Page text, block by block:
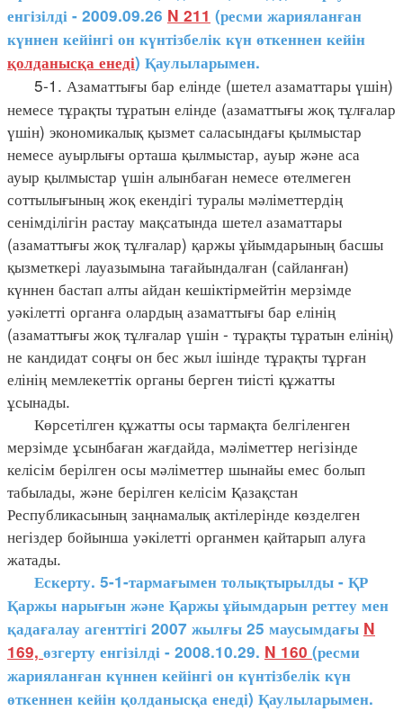
енгізілді - 2009.09.26 N 211 (ресми жарияланған
күннен кейінгі он күнтізбелік күн өткеннен кейін
қолданысқа енеді) Қаулыларымен.
5-1. Азаматтығы бар елінде (шетел азаматтары үшін)
немесе тұрақты тұратын елінде (азаматтығы жоқ тұлғалар
үшін) экономикалық қызмет саласындағы қылмыстар
немесе ауырлығы орташа қылмыстар, ауыр және аса
ауыр қылмыстар үшін алынбаған немесе өтелмеген
соттылығының жоқ екендігі туралы мәліметтердің
сенімділігін растау мақсатында шетел азаматтары
(азаматтығы жоқ тұлғалар) қаржы ұйымдарының басшы
қызметкері лауазымына тағайындалған (сайланған)
күннен бастап алты айдан кешіктірмейтін мерзімде
уәкілетті органға олардың азаматтығы бар елінің
(азаматтығы жоқ тұлғалар үшін - тұрақты тұратын елінің)
не кандидат соңғы он бес жыл ішінде тұрақты тұрған
елінің мемлекеттік органы берген тиісті құжатты
ұсынады.
Көрсетілген құжатты осы тармақта белгіленген
мерзімде ұсынбаған жағдайда, мәліметтер негізінде
келісім берілген осы мәліметтер шынайы емес болып
табылады, және берілген келісім Қазақстан
Республикасының заңнамалық актілерінде көзделген
негіздер бойынша уәкілетті органмен қайтарып алуға
жатады.
Ескерту. 5-1-тармағымен толықтырылды - ҚР
Қаржы нарығын және Қаржы ұйымдарын реттеу мен
қадағалау агенттігі 2007 жылғы 25 маусымдағы N
169, өзгерту енгізілді - 2008.10.29. N 160 (ресми
жарияланған күннен кейінгі он күнтізбелік күн
өткеннен кейін қолданысқа енеді) Қаулыларымен.